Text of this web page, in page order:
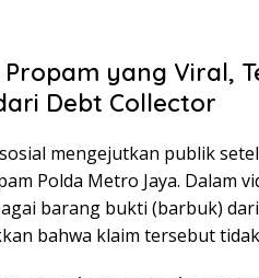
yang Viral,
Debt Collector
mengejutkan publik
Polda Metro Jaya. Dalam
barang bukti (barbuk)
bahwa klaim tersebut